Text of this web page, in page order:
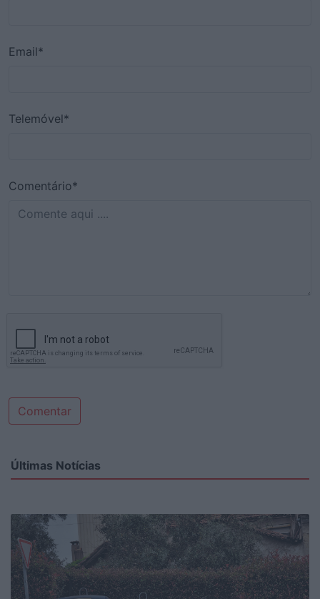
Email*
Telemóvel*
Comentário*
Comentar
Últimas Notícias